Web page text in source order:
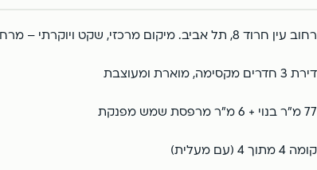
רחוב עין חרוד 8, תל אביב. מיקום מרכזי, שקט ויוקרתי – מרחק הליכה קצר מכיכר דיזנגוף, בתי הקפה הטרנדיים, מסעדות השף וחוף הים.
דירת 3 חדרים מקסימה, מוארת ומעוצבת
77 מ"ר בנוי + 6 מ"ר מרפסת שמש מפנקת
קומה 4 מתוך 4 (עם מעלית)